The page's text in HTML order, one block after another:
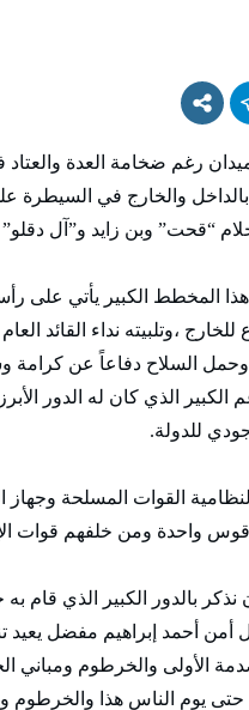
رغم ضخامة العدة
بالداخل والخارج في
“قحت” وبن زايد و”آل
المخطط الكبير يأتي على
،وتلبيته نداء القائد
وحمل السلاح دفاعاً عن كرامة
الكبير الذي كان له الدور
للدولة.
القوات المسلحة
واحدة ومن خلفهم قوات
بالدور الكبير الذي قام
أمن أحمد إبراهيم مفضل
الأولى والخرطوم ومباني
يوم الناس هذا والخرطوم